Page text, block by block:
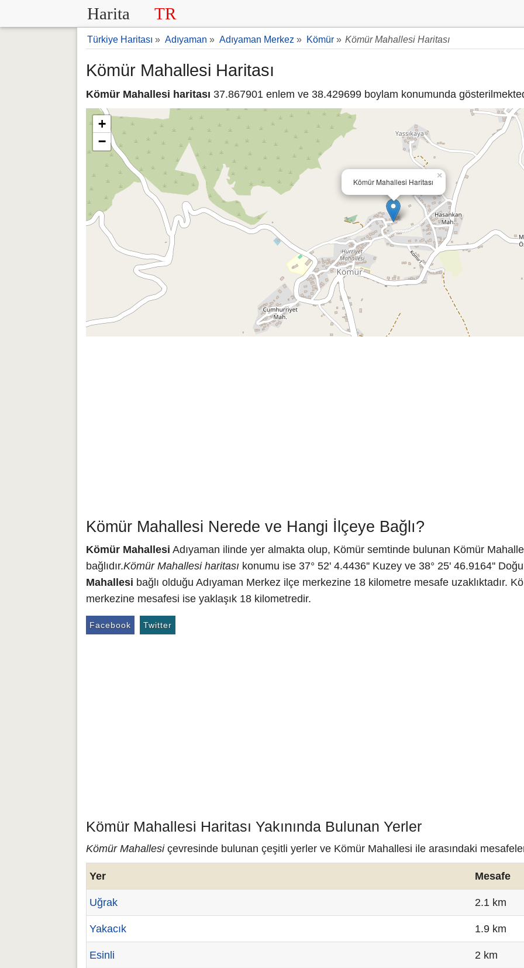
Harita TR
Türkiye Haritası » Adıyaman » Adıyaman Merkez » Kömür » Kömür Mahallesi Haritası
Kömür Mahallesi Haritası
Kömür Mahallesi haritası 37.867901 enlem ve 38.429699 boylam konumunda
Kömür Mahallesi Haritası
×
+
−
Kömür Mahallesi Nerede ve Hangi İlçeye Bağlı?
Kömür Mahallesi Adıyaman ilinde yer almakta olup, Kömür semtinde bulunan Kömür
bağlıdır.Kömür Mahallesi haritası konumu ise 37° 52' 4.4436'' Kuzey ve 38° 25' 46.9164''
Mahallesi bağlı olduğu Adıyaman Merkez ilçe merkezine 18 kilometre mesafe uzaklıktadır.
merkezine mesafesi ise yaklaşık 18 kilometredir.
Facebook Twitter
Kömür Mahallesi Haritası Yakınında Bulunan Yerler
Kömür Mahallesiçevresinde bulunan çeşitli yerler ve Kömür Mahallesi ile arasındaki
Yer Mesafe
Uğrak 2.1 km
Yakacık 1.9 km
Esinli 2 km